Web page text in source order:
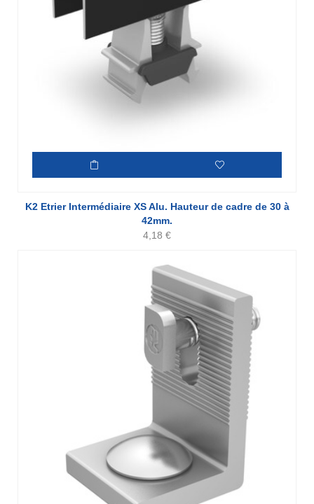
K2 Etrier Intermédiaire XS Alu. Hauteur de cadre de 30 à
42mm.
4,18 €